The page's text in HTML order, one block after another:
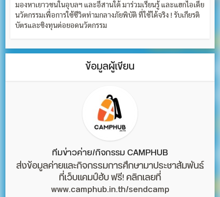
มองหาเยาวชนในอุบลฯ และอีสานใต้ มาร่วมเรียนรู้ และแฮกไอเดีย
นวัตกรรมเพื่อการใช้ชีวิตท่ามกลางภัยพิบัติ ที่ใช้ได้จริง ! รับเกียรติ
บัตรและชิงทุนต่อยอดนวัตกรรม
ข้อมูลผู้เขียน
ทีมข่าวค่าย/กิจกรรม CAMPHUB
ส่งข้อมูลค่ายและกิจกรรมการศึกษามาประชาสัมพันธ์
ที่เว็บแคมป์ฮับ ฟรี! คลิกเลยที่
www.camphub.in.th/sendcamp